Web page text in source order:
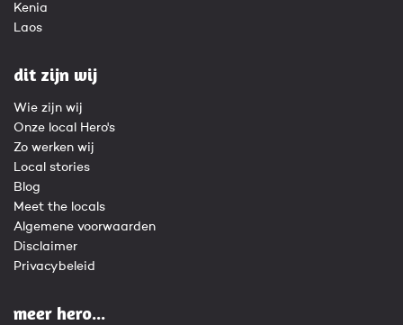
Kenia
Laos
dit zijn wij
Wie zijn wij
Onze local Hero's
Zo werken wij
Local stories
Blog
Meet the locals
Algemene voorwaarden
Disclaimer
Privacybeleid
meer hero...